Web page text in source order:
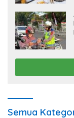
Semua